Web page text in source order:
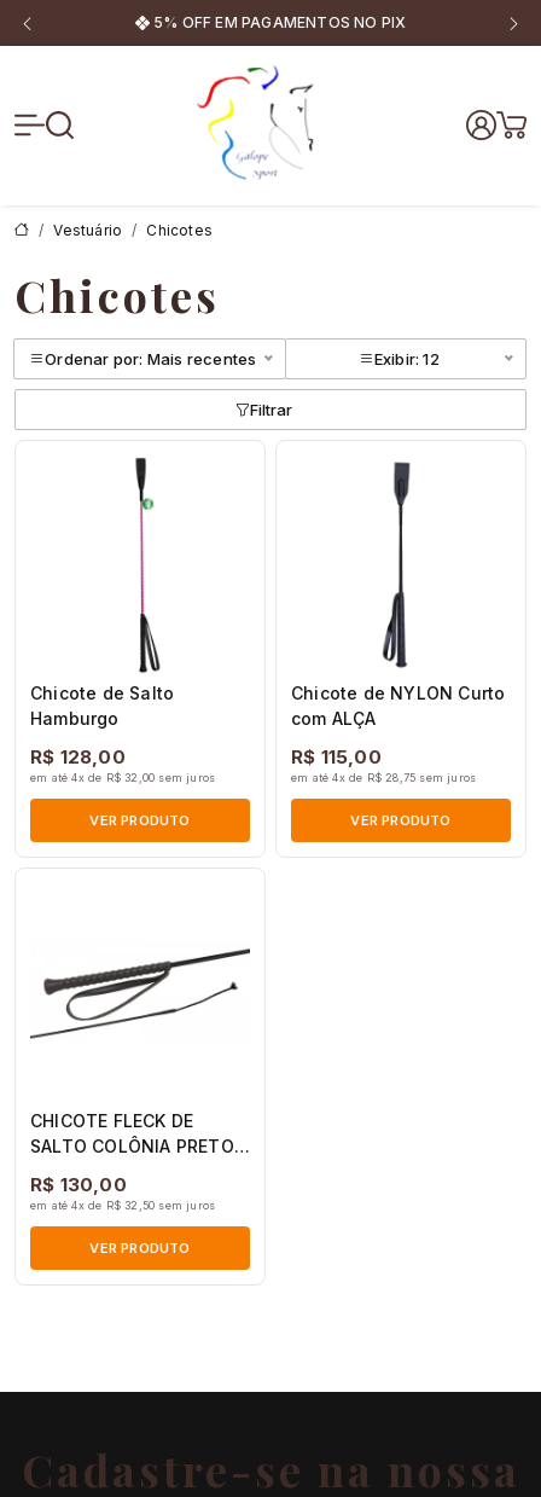
5% OFF EM PAGAMENTOS NO PIX
Vestuário Chicotes
Chicotes
Ordenar por: Mais recentes Exibir: 12
Filtrar
Chicote de Salto
Hamburgo
R$ 128,00
em até 4x de R$ 32,00 sem juros
VER PRODUTO
Chicote de NYLON Curto
com ALÇA
R$ 115,00
em até 4x de R$ 28,75 sem juros
VER PRODUTO
CHICOTE FLECK DE
SALTO COLÔNIA PRETO
R$ 130,00
em até 4x de R$ 32,50 sem juros
VER PRODUTO
Cadastre-se na nossa